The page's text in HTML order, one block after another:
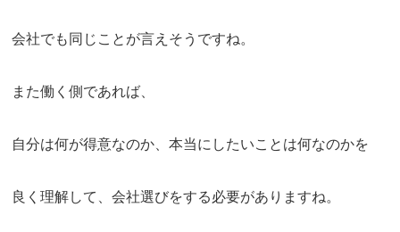
会社でも同じことが言えそうですね。
また働く側であれば、
自分は何が得意なのか、本当にしたいことは何なのかを
良く理解して、会社選びをする必要がありますね。